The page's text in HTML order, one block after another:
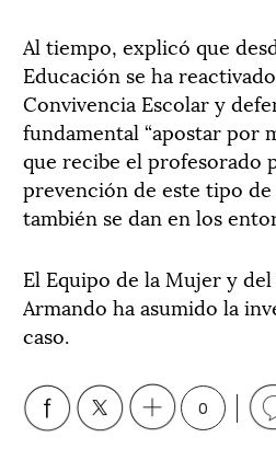
Al tiempo, explicó que
Educación se ha
Convivencia Escolar y
fundamental “apostar por
que recibe el profesorado
prevención de este tipo
también se dan en los
El Equipo de la Mujer y
Armando ha asumido la
caso.
0